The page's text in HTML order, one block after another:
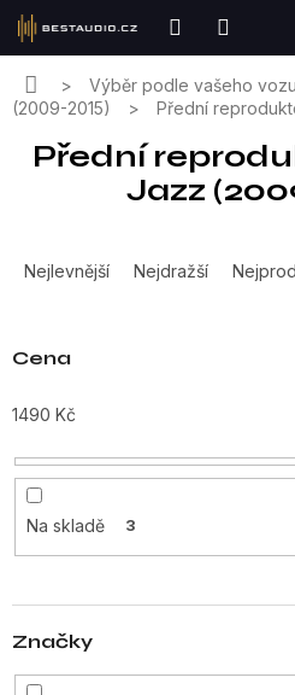
Přejít
obsah
DomůVýběr podle vašeho vozu
(2009-2015)
Přední
Přední
Jazz
a
n
í
r
o
d
u
t
Nejlevnější Nejdražší
Cena
1490 Kč
Na skladě 3
Značky